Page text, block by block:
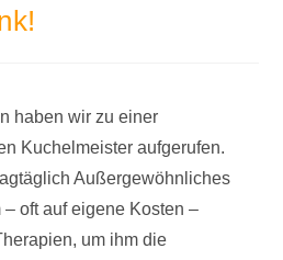
haben wir zu einer
Kuchelmeister aufgerufen.
Außergewöhnliches
oft auf eigene Kosten –
um ihm die